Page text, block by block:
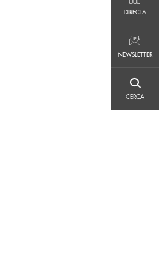
DIRECTA
NEWSLETTER
CERCA